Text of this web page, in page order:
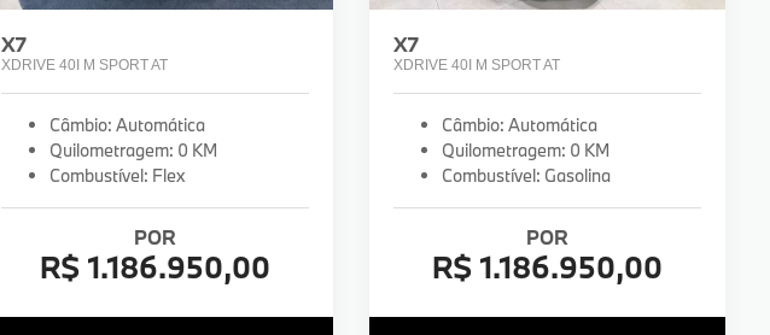
X7
XDRIVE 40I M SPORT AT
Câmbio: Automática
Quilometragem: 0 KM
Combustível: Flex
POR
R$ 1.186.950,00
X7
XDRIVE 40I M SPORT AT
Câmbio: Automática
Quilometragem: 0 KM
Combustível: Gasolina
POR
R$ 1.186.950,00